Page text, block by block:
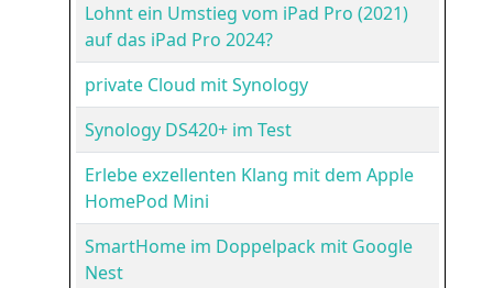
Lohnt ein Umstieg vom iPad Pro (2021)
auf das iPad Pro 2024?
private Cloud mit Synology
Synology DS420+ im Test
Erlebe exzellenten Klang mit dem Apple
HomePod Mini
SmartHome im Doppelpack mit Google
Nest